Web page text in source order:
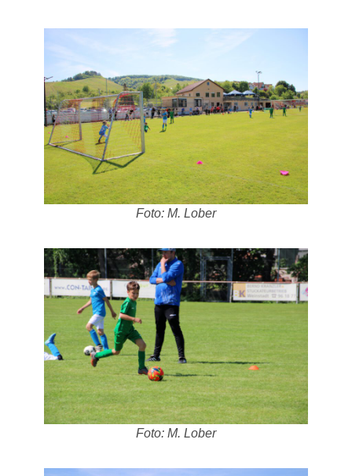
Foto: M. Lober
Foto: M. Lober